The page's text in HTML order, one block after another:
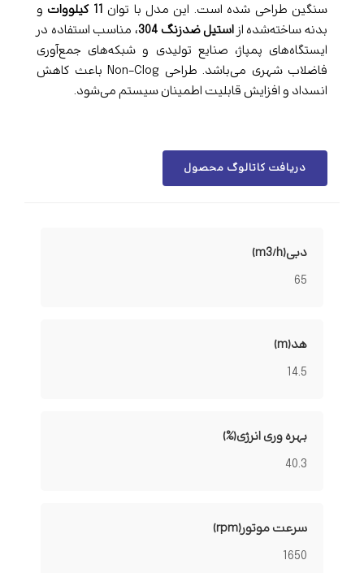
سنگین طراحی شده است. این مدل با توان 11 کیلووات
و
بدنه ساخته‌شده ازاستیل ضدزنگ 304
، مناسب استفاده در
ایستگاه‌های پمپاژ، صنایع تولیدی و شبکه‌های جمع‌آوری
فاضلاب شهری می‌باشد. طراحی Non-Clog باعث کاهش
انسداد و افزایش قابلیت اطمینان سیستم می‌شود.
دریافت کاتالوگ محصول
دبی(m3/h)
65
هد(m)
14.5
بهره وری انرژی(%)
40.3
سرعت موتور(rpm)
1650